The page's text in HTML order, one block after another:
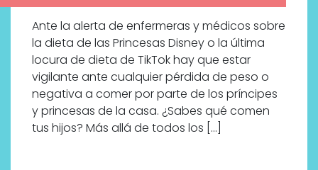
Ante la alerta de enfermeras y médicos sobre
la dieta de las Princesas Disney o la última
locura de dieta de TikTok hay que estar
vigilante ante cualquier pérdida de peso o
negativa a comer por parte de los príncipes
y princesas de la casa. ¿Sabes qué comen
tus hijos? Más allá de todos los […]